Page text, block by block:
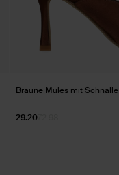
Braune Mules mit Schnalle
72.98
29.20